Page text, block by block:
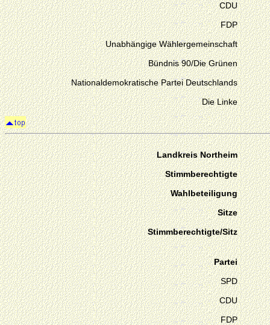
CDU
FDP
Unabhängige Wählergemeinschaft
Bündnis 90/Die Grünen
Nationaldemokratische Partei Deutschlands
Die Linke
Landkreis Northeim
Stimmberechtigte
Wahlbeteiligung
Sitze
Stimmberechtigte/Sitz
Partei
SPD
CDU
FDP